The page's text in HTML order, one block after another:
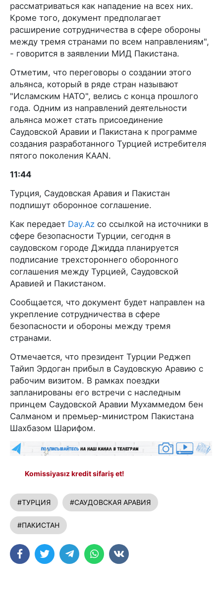
рассматриваться как нападение на всех них.
Кроме того, документ предполагает
расширение сотрудничества в сфере обороны
между тремя странами по всем направлениям",
- говорится в заявлении МИД Пакистана.
Отметим, что переговоры о создании этого
альянса, который в ряде стран называют
"Исламским НАТО", велись с конца прошлого
года. Одним из направлений деятельности
альянса может стать присоединение
Саудовской Аравии и Пакистана к программе
создания разработанного Турцией истребителя
пятого поколения KAAN.
11:44
Турция, Саудовская Аравия и Пакистан
подпишут оборонное соглашение.
Как передает Day.Az со ссылкой на источники в
сфере безопасности Турции, сегодня в
саудовском городе Джидда планируется
подписание трехстороннего оборонного
соглашения между Турцией, Саудовской
Аравией и Пакистаном.
Сообщается, что документ будет направлен на
укрепление сотрудничества в сфере
безопасности и обороны между тремя
странами.
Отмечается, что президент Турции Реджеп
Тайип Эрдоган прибыл в Саудовскую Аравию с
рабочим визитом. В рамках поездки
запланированы его встречи с наследным
принцем Саудовской Аравии Мухаммедом бен
Салманом и премьер-министром Пакистана
Шахбазом Шарифом.
Komissiyasız kredit sifariş et!
#ТУРЦИЯ #САУДОВСКАЯ АРАВИЯ
#ПАКИСТАН